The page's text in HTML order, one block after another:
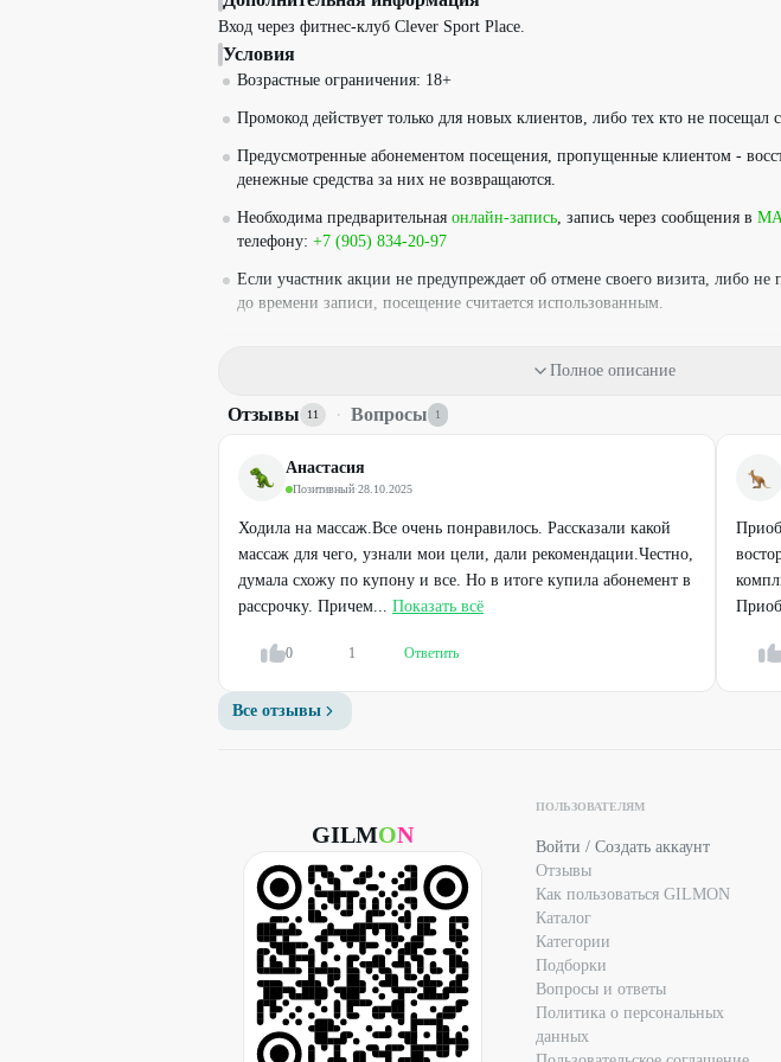
Вход через фитнес-клуб Clever Sport Place.
Условия
Возрастные ограничения: 18+
Промокод действует только для новых клиентов, либо тех кто не посещал
Предусмотренные абонементом посещения, пропущенные клиентом -
денежные средства за них не возвращаются.
Необходима предварительная онлайн-запись, запись через сообщения в
телефону: +7 (905) 834-20-97
Если участник акции не предупреждает об отмене своего визита, либо не
до времени записи, посещение считается использованным.
ПРЕДУПРЕЖДАЕМ О НЕОБХОДИМОСТИ ПОЛУЧЕНИЯ
СПЕЦИАЛИСТА ПО ОКАЗЫВАЕМЫМ УСЛУГАМ И
Полное описание
Отзывы 11 · Вопросы 1
Анастасия
Позитивный·28.10.2025
Ходила на массаж.Все очень понравилось. Рассказали какой
массаж для чего, узнали мои цели, дали рекомендации.Честно,
думала схожу по купону и все. Но в итоге купила абонемент в
рассрочку. Причем... Показать всё
0 1 Ответить
Все отзывы
GILMON
ПОЛЬЗОВАТЕЛЯМ
Войти / Создать аккаунт
Отзывы
Как пользоваться GILMON
Каталог
Категории
Подборки
Вопросы и ответы
Политика о персональных
данных